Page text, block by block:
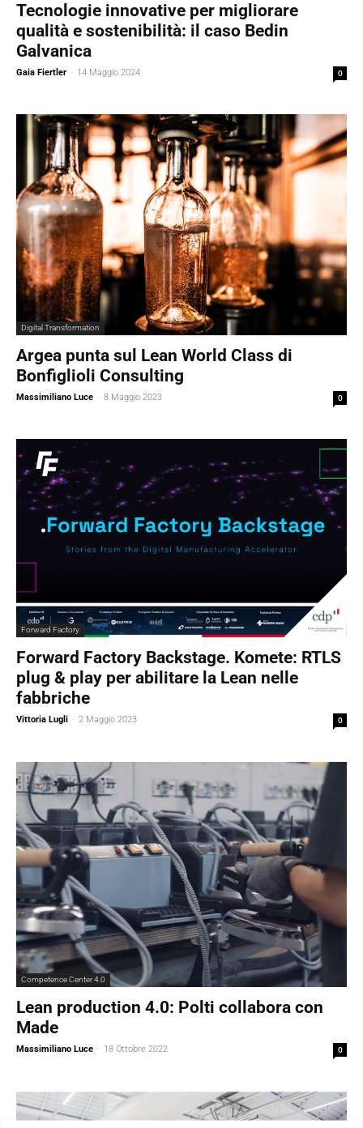
Tecnologie innovative per migliorare
qualità e sostenibilità: il caso Bedin
Galvanica
Gaia Fiertler - 14 Maggio 2024 0
Digital Transformation
Argea punta sul Lean World Class di
Bonfiglioli Consulting
Massimiliano Luce - 8 Maggio 2023 0
Forward Factory
Forward Factory Backstage. Komete: RTLS
plug & play per abilitare la Lean nelle
fabbriche
Vittoria Lugli - 2 Maggio 2023 0
Competence Center 4.0
Lean production 4.0: Polti collabora con
Made
Massimiliano Luce - 18 Ottobre 2022 0